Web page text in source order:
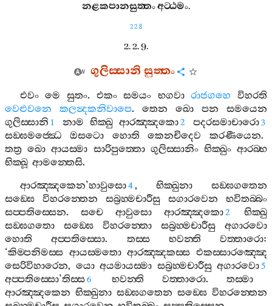
නළකපානසුත‍්තංඅට‍්ඨමං.
228
2. 2. 9.
ගුලිස‍්සානි සුත‍්තං
එවං මෙ සුතං. එකං සමයං භගවා රාජගහෙ
විහරති
වෙළුවනෙ
කලන්‍දකනිවාපෙ. තෙන ඛො පන
සමයෙන
ගුලිස‍්සානි 1 නාම භික‍්ඛු ආරඤ‍්ඤකො2 පදරසමාචාරො3
සඞ‍්ඝමජ‍්ඣෙ ඔසටො හොති කෙනචිදෙව කරණීයෙන.
තත්‍ර ඛො ආයස‍්මා සාරිපුත‍්තො ගුලිස‍්සානිං භික‍්ඛුං ආරබ‍්භ
භික‍්ඛූ ආමන‍්තෙසි.
ආරඤ‍්ඤකෙන’හාවුසො4, භික‍්ඛුනා
සඞ‍්ඝගතෙන
සඞ‍්ඝෙ
විහරන‍්තෙන සබ්‍රහ‍්මචාරීසු සගාරවෙන
භවිතබ‍්බං
සප‍්පතිස‍්සෙන. සචෙ ආවුසො ආරඤ‍්ඤකො2
භික‍්ඛු
සඞ‍්ඝගතො
සඞ‍්ඝෙ විහරන‍්තො සබ්‍රහ‍්මචාරීසු
අගාරවො
හොති
අප‍්පතිස‍්සො. තස‍්ස භවන‍්ති වත‍්තාරො:
‘කිම‍්පනිමස‍්ස ආයස‍්මතො ආරඤ‍්ඤකස‍්ස එකස‍්සාරඤ‍්ඤෙ
සෙරිවිහාරෙන, යො අයමායස‍්මා සබ්‍රහ‍්මචාරීසු අගාරවො5
අප‍්පතිස‍්සො’තිස‍්ස6 භවන‍්ති වත‍්තාරො. තස‍්මා
ආරඤ‍්ඤකෙන භික‍්ඛුනා සඞ‍්ඝගතෙන සඞ‍්ඝෙ විහරන‍්තෙන